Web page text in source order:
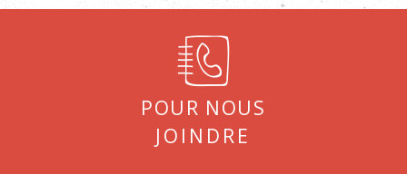
Pour nous
joindre